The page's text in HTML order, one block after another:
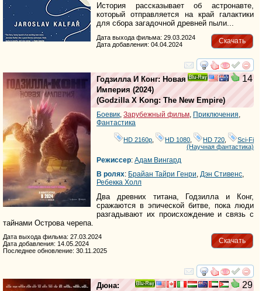
История рассказывает об астронавте,
который отправляется на край галактики
для сбора загадочной древней пыли...
Скачать
Дата выхода фильма: 29.03.2024
Дата добавления: 04.04.2024
смотреть
14
Годзилла И Конг: Новая
Империя (2024)
(Godzilla X Kong: The New Empire)
Боевик Зарубежный фильм Приключения
Фантастика
HD 2160р HD 1080 HD 720
Sci-Fi
(Научная фантастика)
Режиссер: Адам Вингард
В ролях: Брайан Тайри Генри Дэн Стивенс
Ребекка Холл
Два древних титана, Годзилла и Конг,
сражаются в эпической битве, пока люди
разгадывают их происхождение и связь с
тайнами Острова черепа.
Скачать
Дата выхода фильма: 27.03.2024
Дата добавления: 14.05.2024
Последнее обновление: 30.11.2025
смотреть
29
Дюна: